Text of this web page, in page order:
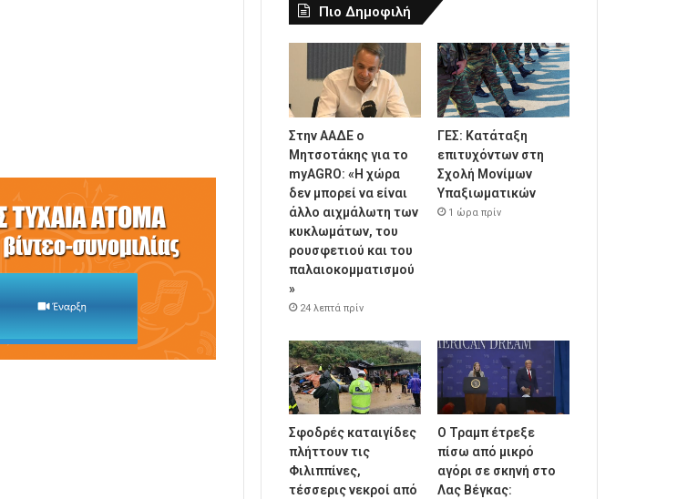
Πιο Δημοφιλή
Στην ΑΑΔΕ ο
Μητσοτάκης για το
myAGRO: «Η χώρα
δεν μπορεί να είναι
άλλο αιχμάλωτη των
κυκλωμάτων, του
ρουσφετιού και του
παλαιοκομματισμού
»
24 λεπτά πρίν
ΓΕΣ: Κατάταξη
επιτυχόντων στη
Σχολή Μονίμων
Υπαξιωματικών
1 ώρα πρίν
Σφοδρές καταιγίδες
πλήττουν τις
Φιλιππίνες,
τέσσερις νεκροί από
Ο Τραμπ έτρεξε
πίσω από μικρό
αγόρι σε σκηνή στο
Λας Βέγκας: